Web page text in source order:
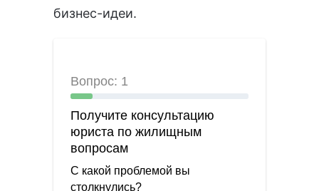
бизнес-идеи.